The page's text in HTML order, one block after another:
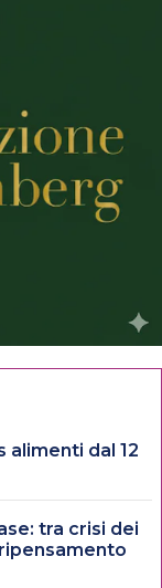
alimenti dal 12
tra crisi dei